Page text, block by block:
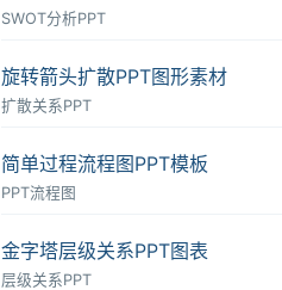
SWOT分析PPT
旋转箭头扩散PPT图形素材
扩散关系PPT
简单过程流程图PPT模板
PPT流程图
金字塔层级关系PPT图表
层级关系PPT